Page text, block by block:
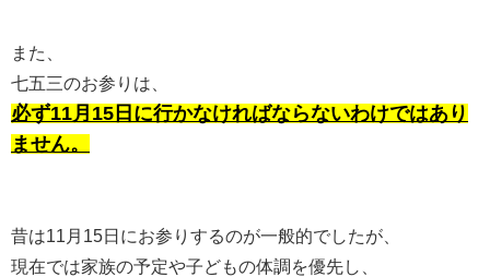
また、
七五三のお参りは、
必ず11月15日に行かなければならないわけではあり
ません。
昔は11月15日にお参りするのが一般的でしたが、
現在では家族の予定や子どもの体調を優先し、